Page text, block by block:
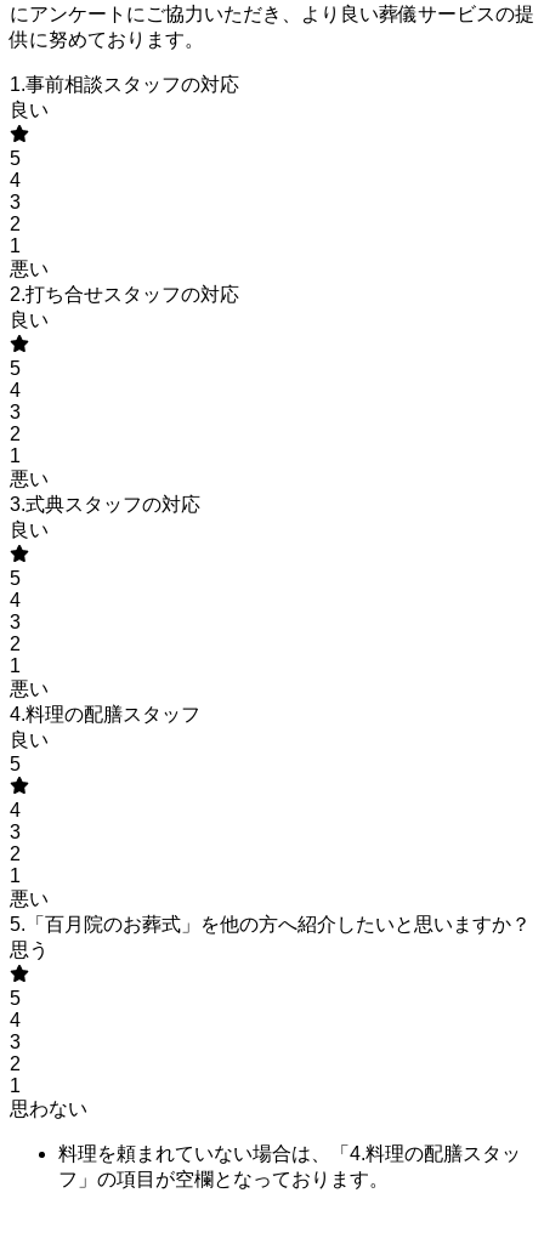
にアンケートにご協力いただき、より良い葬儀サービスの提
供に努めております。
1.事前相談スタッフの対応
良い
5
4
3
2
1
悪い
2.打ち合せスタッフの対応
良い
5
4
3
2
1
悪い
3.式典スタッフの対応
良い
5
4
3
2
1
悪い
4.料理の配膳スタッフ
良い
5
4
3
2
1
悪い
5.「百月院のお葬式」を他の方へ紹介したいと思いますか？
思う
5
4
3
2
1
思わない
料理を頼まれていない場合は、「4.料理の配膳スタッ
フ」の項目が空欄となっております。